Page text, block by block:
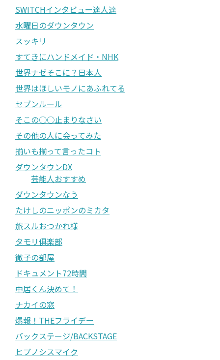
SWITCHインタビュー達人達
水曜日のダウンタウン
スッキリ
すてきにハンドメイド・NHK
世界ナゼそこに？日本人
世界はほしいモノにあふれてる
セブンルール
そこの○○止まりなさい
その他の人に会ってみた
揃いも揃って言ったコト
ダウンタウンDX
芸能人おすすめ
ダウンタウンなう
たけしのニッポンのミカタ
旅スルおつかれ様
タモリ俱楽部
徹子の部屋
ドキュメント72時間
中居くん決めて！
ナカイの窓
爆報！THEフライデー
バックステージ/BACKSTAGE
ヒプノシスマイク